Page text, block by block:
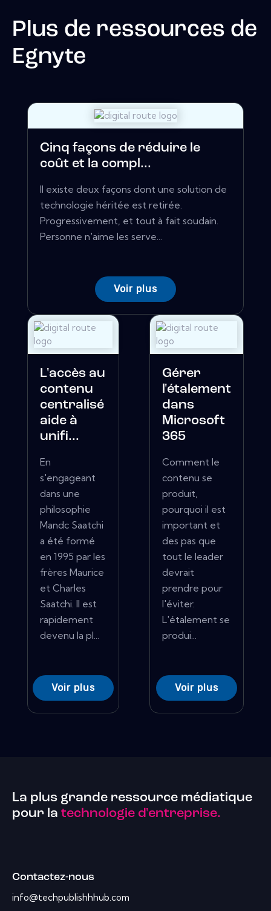
Plus de ressources de
Egnyte
Cinq façons de réduire le
coût et la compl...
Il existe deux façons dont une solution de
technologie héritée est retirée.
Progressivement, et tout à fait soudain.
Personne n'aime les serve...
Voir plus
L'accès au
contenu
centralisé
aide à
unifi...
En
s'engageant
dans une
philosophie
Mandc Saatchi
a été formé
en 1995 par les
frères Maurice
et Charles
Saatchi. Il est
rapidement
devenu la pl...
Voir plus
Gérer
l'étalement
dans
Microsoft
365
Comment le
contenu se
produit,
pourquoi il est
important et
des pas que
tout le leader
devrait
prendre pour
l'éviter.
L'étalement se
produi...
Voir plus
La plus grande ressource médiatique
pour la technologie d'entreprise.
Contactez-nous
info@techpublishhhub.com